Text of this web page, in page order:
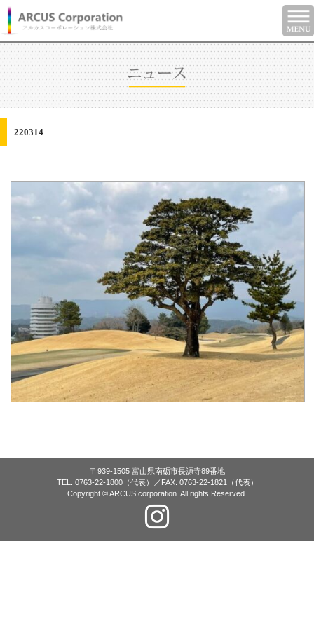
220314
〒939-1505 富山県南砺市長源寺89番地
TEL. 0763-22-1800（代表）／FAX. 0763-22-1821（代表）
Copyright © ARCUS corporation. All rights Reserved.